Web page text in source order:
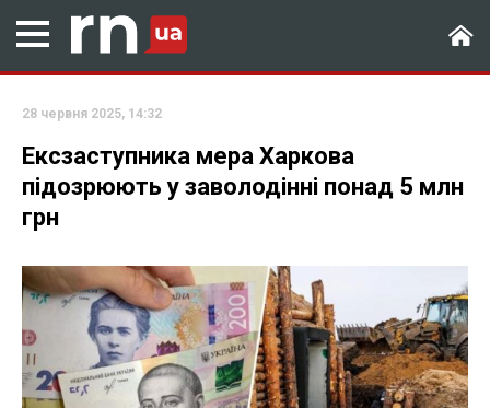
28 червня 2025, 14:32
Ексзаступника мера Харкова
підозрюють у заволодінні понад 5 млн
грн